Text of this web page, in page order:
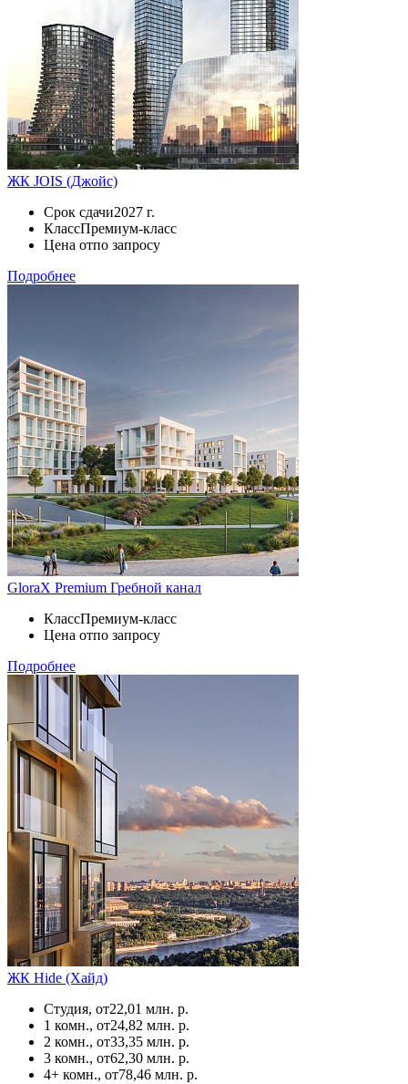
ЖК JOIS (Джойс)
Срок сдачи2027 г.
КлассПремиум-класс
Цена отпо запросу
Подробнее
GloraX Premium Гребной канал
КлассПремиум-класс
Цена отпо запросу
Подробнее
ЖК Hide (Хайд)
Студия, от22,01 млн. р.
1 комн., от24,82 млн. р.
2 комн., от33,35 млн. р.
3 комн., от62,30 млн. р.
4+ комн., от78,46 млн. р.